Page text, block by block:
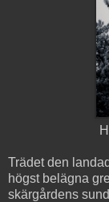
Trädet den
högst belägna
skärgårdens